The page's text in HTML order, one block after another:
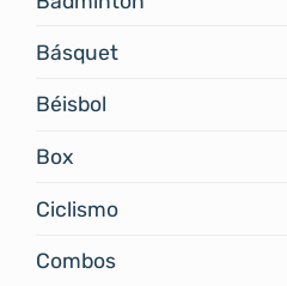
Básquet
Béisbol
Box
Ciclismo
Combos